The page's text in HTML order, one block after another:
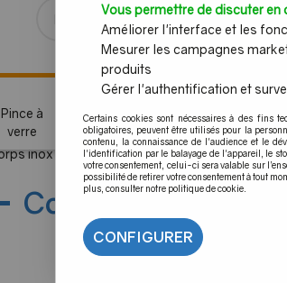
Pince à
verre
Mains
courantes
Tubes
barres
inox ?
Comment créer
Vous permettre de discuter en
Améliorer l'interface et les
Mesurer les campagnes
produits
Gérer l'authentification et
Certains cookies sont nécessaires à des fins
obligatoires, peuvent être utilisés pour la
contenu, la connaissance de l'audience et le
l'identification par le balayage de l'appareil, le
votre consentement, celui-ci sera valable sur
possibilité de retirer votre consentement à tout
plus, consulter notre politique de cookie.
CONFIGURER